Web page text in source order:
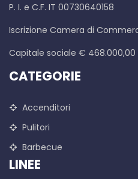
P. I. e C.F. IT 00730640158
Iscrizione Camera di
Capitale sociale € 468.000,00
CATEGORIE
Accenditori
Pulitori
Barbecue
LINEE